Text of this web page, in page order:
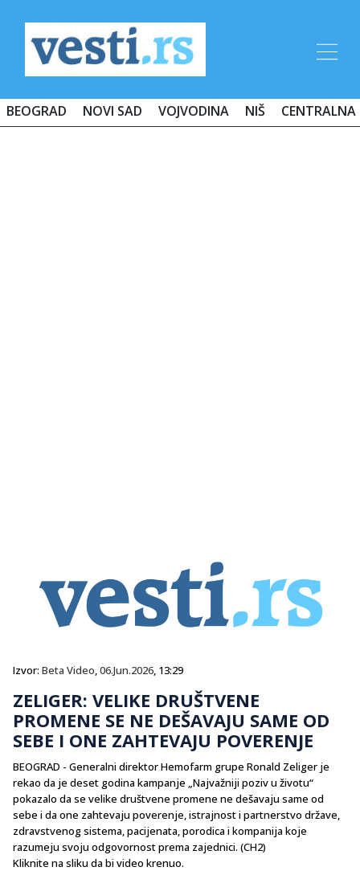
BEOGRAD NOVI SAD VOJVODINA NIŠ CENTRALNA
Izvor: Beta Video,06.Jun.2026, 13:29
ZELIGER: VELIKE DRUŠTVENE
PROMENE SE NE DEŠAVAJU SAME OD
SEBE I ONE ZAHTEVAJU POVERENJE
BEOGRAD - Generalni direktor Hemofarm grupe Ronald Zeliger je
rekao da je deset godina kampanje „Najvažniji poziv u životu“
pokazalo da se velike društvene promene ne dešavaju same od
sebe i da one zahtevaju poverenje, istrajnost i partnerstvo države,
zdravstvenog sistema, pacijenata, porodica i kompanija koje
razumeju svoju odgovornost prema zajednici. (CH2)
Kliknite na sliku da bi video krenuo.